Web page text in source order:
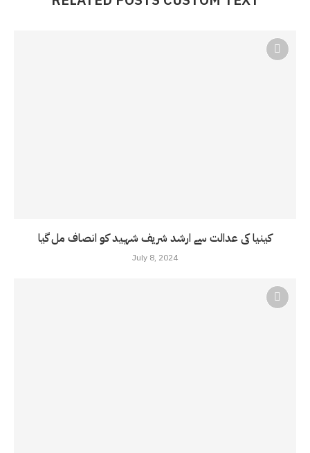
کینیا کی عدالت سے ارشد شریف شہید کو انصاف مل گیا
July 8, 2024